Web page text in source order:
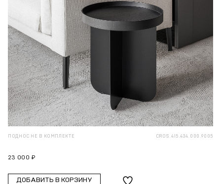
ПОДНОС НЕ В КОМПЛЕКТЕ CROS.415.434.000.9005
23 000 ₽
ДОБАВИТЬ В КОРЗИНУ